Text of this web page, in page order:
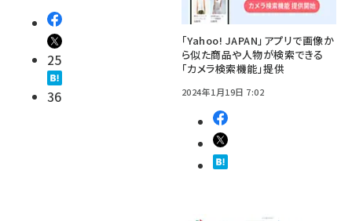
25
36
「Yahoo! JAPAN」アプリで画像か
ら似た商品や人物が検索できる
「カメラ検索機能」提供
2024年1月19日 7:02